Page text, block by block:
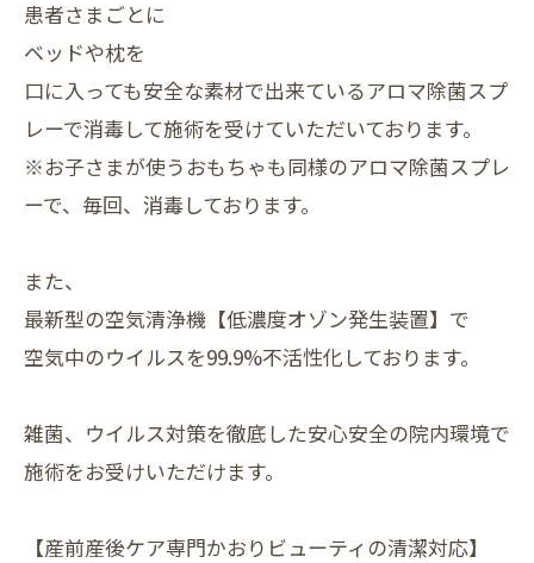
患者さまごとに
ベッドや枕を
口に入っても安全な素材で出来ているアロマ除菌スプ
レーで消毒して施術を受けていただいております。
※お子さまが使うおもちゃも同様のアロマ除菌スプレ
ーで、毎回、消毒しております。
また、
最新型の空気清浄機【低濃度オゾン発生装置】で
空気中のウイルスを99.9%不活性化しております。
雑菌、ウイルス対策を徹底した安心安全の院内環境で
施術をお受けいただけます。
【産前産後ケア専門かおりビューティの清潔対応】